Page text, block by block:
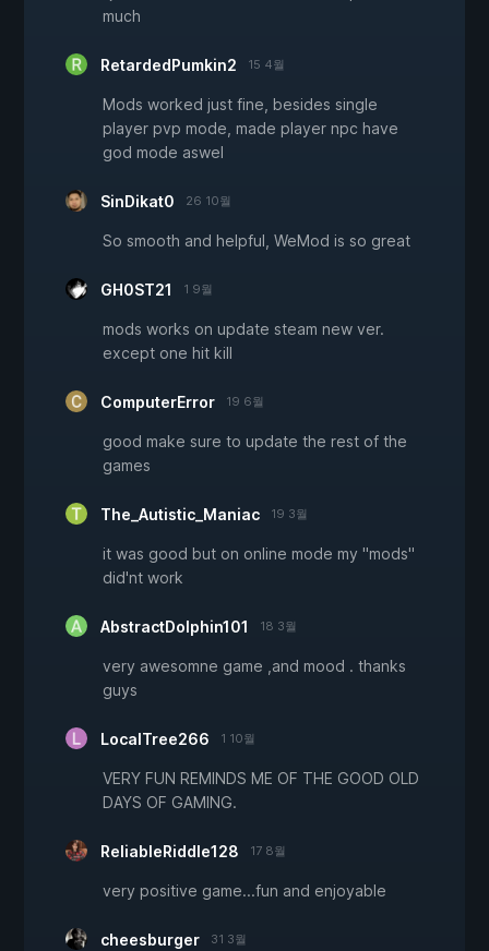
much
RetardedPumkin2 15 4월
Mods worked just fine, besides single
player pvp mode, made player npc have
god mode aswel
SinDikat0 26 10월
So smooth and helpful, WeMod is so great
GH0ST21 1 9월
mods works on update steam new ver.
except one hit kill
ComputerError 19 6월
good make sure to update the rest of the
games
The_Autistic_Maniac 19 3월
it was good but on online mode my "mods"
did'nt work
AbstractDolphin101 18 3월
very awesomne game ,and mood . thanks
guys
LocalTree266 1 10월
VERY FUN REMINDS ME OF THE GOOD OLD
DAYS OF GAMING.
ReliableRiddle128 17 8월
very positive game...fun and enjoyable
cheesburger 31 3월